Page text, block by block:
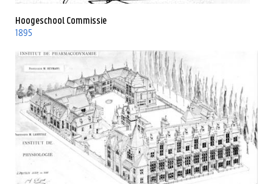
Hoogeschool Commissie
1895